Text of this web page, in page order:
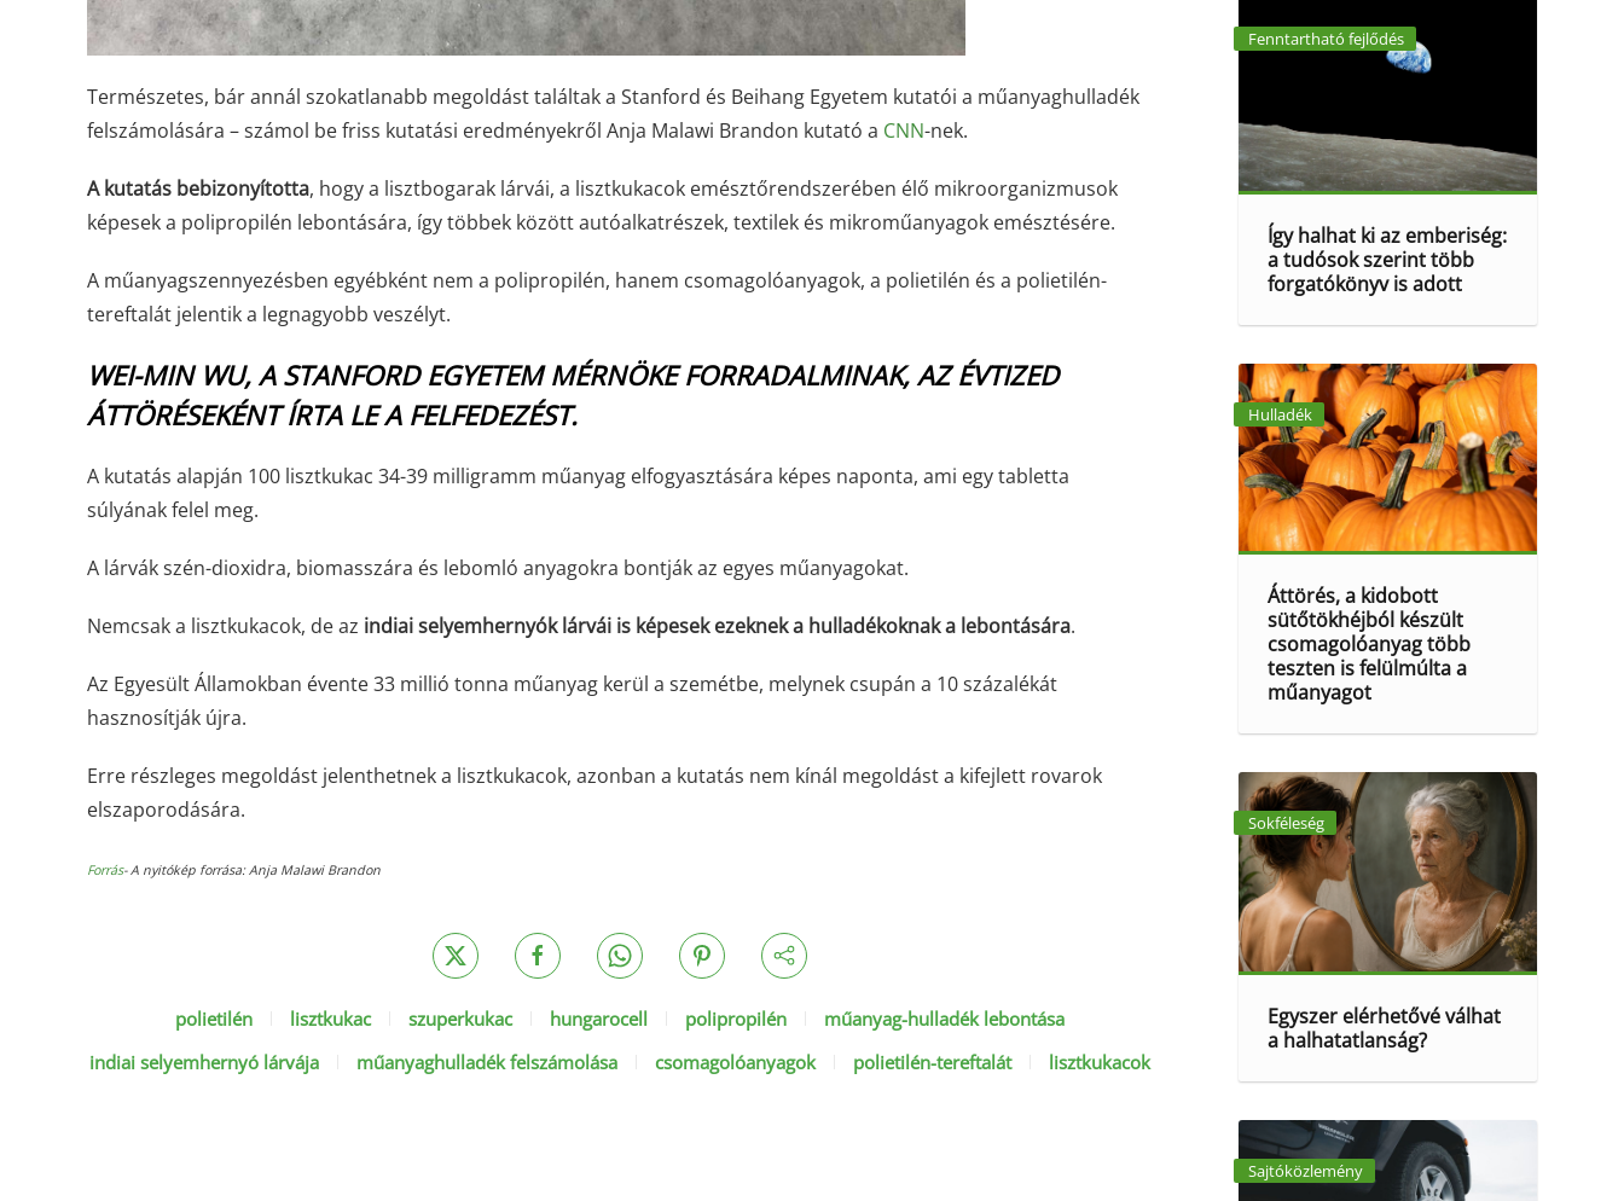
Természetes, bár annál szokatlanabb megoldást találtak a Stanford és Beihang Egyetem kutatói a műanyaghulladék
felszámolására – számol be friss kutatási eredményekről Anja Malawi Brandon kutató a CNN-nek.
A kutatás bebizonyította, hogy a lisztbogarak lárvái, a lisztkukacok emésztőrendszerében élő mikroorganizmusok
képesek a polipropilén lebontására, így többek között autóalkatrészek, textilek és mikroműanyagok emésztésére.
A műanyagszennyezésben egyébként nem a polipropilén, hanem csomagolóanyagok, a polietilén és a polietilén-
tereftalát jelentik a legnagyobb veszélyt.
WEI-MIN WU, A STANFORD EGYETEM MÉRNÖKE FORRADALMINAK, AZ ÉVTIZED
ÁTTÖRÉSEKÉNT ÍRTA LE A FELFEDEZÉST.
A kutatás alapján 100 lisztkukac 34-39 milligramm műanyag elfogyasztására képes naponta, ami egy tabletta
súlyának felel meg.
A lárvák szén-dioxidra, biomasszára és lebomló anyagokra bontják az egyes műanyagokat.
Nemcsak a lisztkukacok, de az indiai selyemhernyók lárvái is képesek ezeknek a hulladékoknak a lebontására.
Az Egyesült Államokban évente 33 millió tonna műanyag kerül a szemétbe, melynek csupán a 10 százalékát
hasznosítják újra.
Erre részleges megoldást jelenthetnek a lisztkukacok, azonban a kutatás nem kínál megoldást a kifejlett rovarok
elszaporodására.
Forrás- A nyitókép forrása: Anja Malawi Brandon
polietilén lisztkukac szuperkukac hungarocell polipropilén
műanyag-hulladék lebontása
indiai selyemhernyó lárvája
műanyaghulladék felszámolása csomagolóanyagok polietilén-tereftalát lisztkukacok
Fenntartható fejlődés
Így halhat ki az emberiség:
a tudósok szerint több
forgatókönyv is adott
Hulladék
Áttörés, a kidobott
sütőtökhéjból készült
csomagolóanyag több
teszten is felülmúlta a
műanyagot
Sokféleség
Egyszer elérhetővé válhat
a halhatatlanság?
Sajtóközlemény